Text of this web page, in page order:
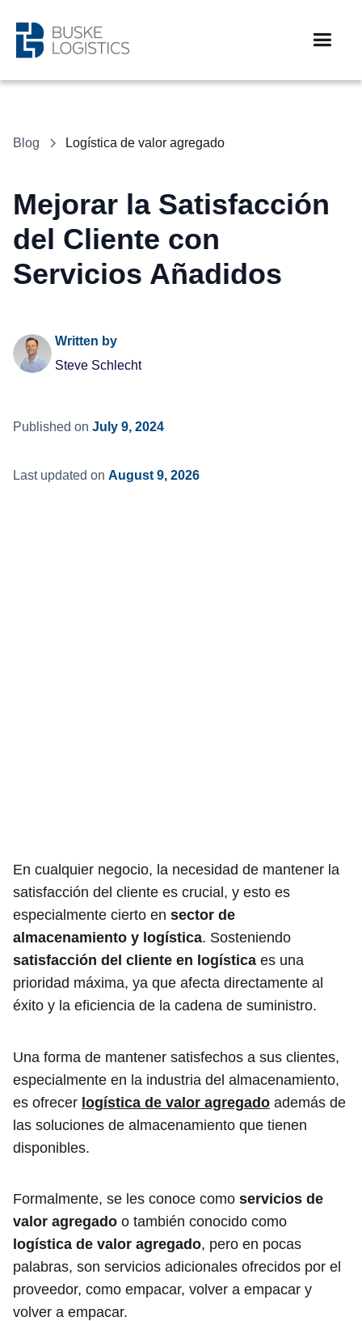
Blog Logística de valor agregado
Mejorar la Satisfacción
del Cliente con
Servicios Añadidos
Written by
Steve Schlecht
Published on July 9, 2024
Last updated on August 9, 2026
En cualquier negocio, la necesidad de mantener la
satisfacción del cliente es crucial, y esto es
especialmente cierto en sector de
almacenamiento y logística. Sosteniendo
satisfacción del cliente en logística es una
prioridad máxima, ya que afecta directamente al
éxito y la eficiencia de la cadena de suministro.
Una forma de mantener satisfechos a sus clientes,
especialmente en la industria del almacenamiento,
es ofrecer logística de valor agregado además de
las soluciones de almacenamiento que tienen
disponibles.
Formalmente, se les conoce como servicios de
valor agregado o también conocido como
logística de valor agregado, pero en pocas
palabras, son servicios adicionales ofrecidos por el
proveedor, como empacar, volver a empacar y
volver a empacar.